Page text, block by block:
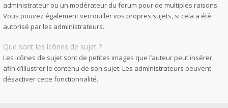
administrateur ou un modérateur du forum pour de multiples raisons.
Vous pouvez également verrouiller vos propres sujets, si cela a été
autorisé par les administrateurs.
Que sont les icônes de sujet ?
Les icônes de sujet sont de petites images que l’auteur peut insérer
afin d’illustrer le contenu de son sujet. Les administrateurs peuvent
désactiver cette fonctionnalité.